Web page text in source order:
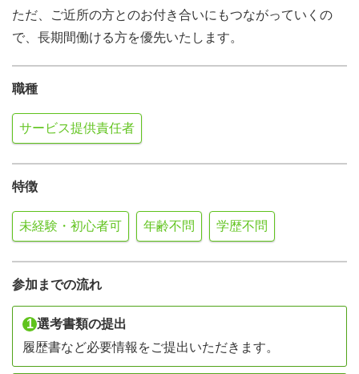
ただ、ご近所の方とのお付き合いにもつながっていくの
で、長期間働ける方を優先いたします。
職種
サービス提供責任者
特徴
未経験・初心者可 年齢不問 学歴不問
参加までの流れ
1 選考書類の提出
履歴書など必要情報をご提出いただきます。